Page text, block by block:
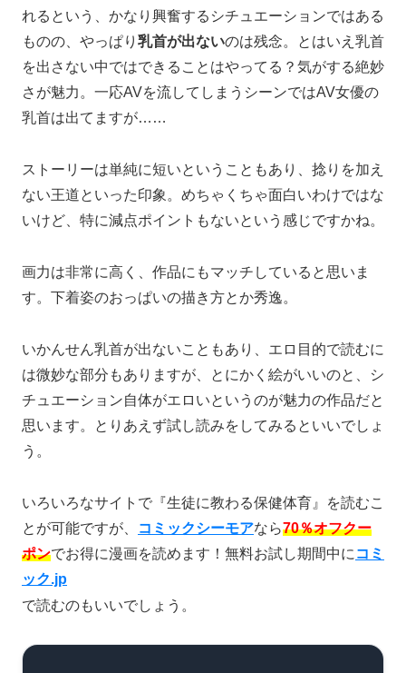
れるという、かなり興奮するシチュエーションではある
ものの、やっぱり 乳首が出ないのは残念。とはいえ乳首
を出さない中ではできることはやってる？気がする絶妙
さが魅力。一応AVを流してしまうシーンではAV女優の
乳首は出てますが……
ストーリーは単純に短いということもあり、捻りを加え
ない王道といった印象。めちゃくちゃ面白いわけではな
いけど、特に減点ポイントもないという感じですかね。
画力は非常に高く、作品にもマッチしていると思いま
す。下着姿のおっぱいの描き方とか秀逸。
いかんせん乳首が出ないこともあり、エロ目的で読むに
は微妙な部分もありますが、とにかく絵がいいのと、シ
チュエーション自体がエロいというのが魅力の作品だと
思います。とりあえず試し読みをしてみるといいでしょ
う。
いろいろなサイトで『生徒に教わる保健体育』を読むこ
とが可能ですが、
コミックシーモアなら70％オフクー
ポンでお得に漫画を読めます！無料お試し期間中に コミ
ック.jp
で読むのもいいでしょう。